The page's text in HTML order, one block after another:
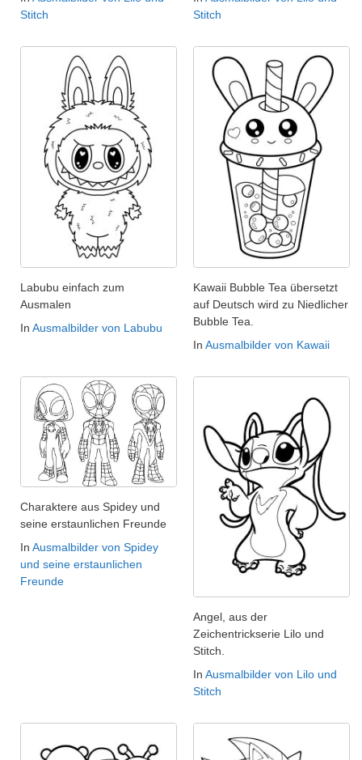
Stitch
Stitch
Labubu einfach zum
Ausmalen
In Ausmalbilder von Labubu
Kawaii Bubble Tea übersetzt
auf Deutsch wird zu Niedlicher
Bubble Tea.
In Ausmalbilder von Kawaii
Charaktere aus Spidey und
seine erstaunlichen Freunde
In Ausmalbilder von Spidey
und seine erstaunlichen
Freunde
Angel, aus der
Zeichentrickserie Lilo und
Stitch.
In Ausmalbilder von Lilo und
Stitch